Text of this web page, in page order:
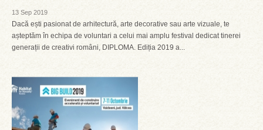
13 Sep 2019
Dacă ești pasionat de arhitectură, arte decorative sau arte vizuale, te
așteptăm în echipa de voluntari a celui mai amplu festival dedicat tinerei
generații de creativi români, DIPLOMA. Ediția 2019 a...